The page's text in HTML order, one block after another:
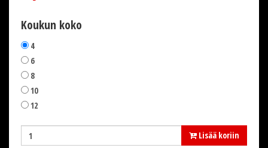
Koukun koko
4
6
8
10
12
Lisää koriin